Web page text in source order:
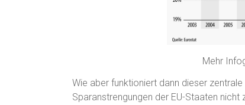
Mehr
Wie aber funktioniert dann dieser
Sparanstrengungen der EU-Staaten